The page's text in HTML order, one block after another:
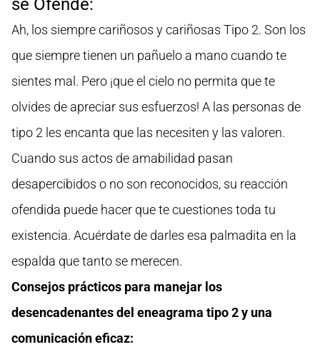
se Ofende:
Ah, los siempre cariñosos y cariñosas Tipo 2. Son los
que siempre tienen un pañuelo a mano cuando te
sientes mal. Pero ¡que el cielo no permita que te
olvides de apreciar sus esfuerzos! A las personas de
tipo 2 les encanta que las necesiten y las valoren.
Cuando sus actos de amabilidad pasan
desapercibidos o no son reconocidos, su reacción
ofendida puede hacer que te cuestiones toda tu
existencia. Acuérdate de darles esa palmadita en la
espalda que tanto se merecen.
Consejos prácticos para manejar los
desencadenantes del eneagrama tipo 2 y una
comunicación eficaz: